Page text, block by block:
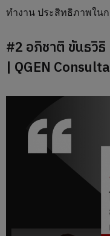
ทำงาน ประสิทธิภาพใน
#2 อภิชาติ ขันธวิ
| QGEN